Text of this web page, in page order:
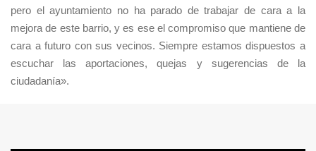
pero el ayuntamiento no ha parado de trabajar de cara a la
mejora de este barrio, y es ese el compromiso que mantiene de
cara a futuro con sus vecinos. Siempre estamos dispuestos a
escuchar las aportaciones, quejas y sugerencias de la
ciudadanía».